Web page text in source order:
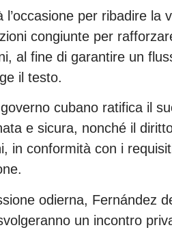
l’occasione per ribadire
congiunte per
al fine di garantire un
il testo.
cubano ratifica il
e sicura, nonché il
in conformità con i
odierna, Fernández
un incontro